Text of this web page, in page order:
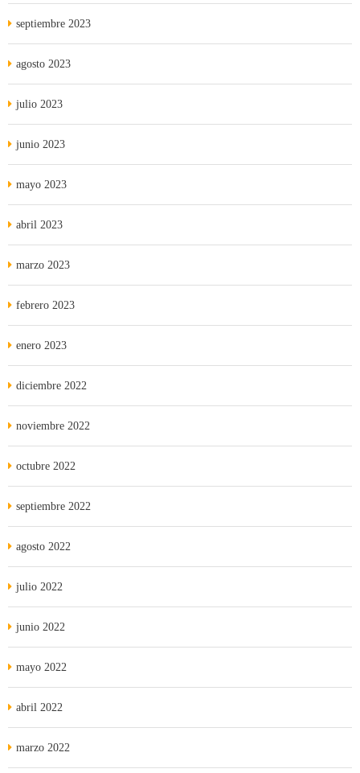
septiembre 2023
agosto 2023
julio 2023
junio 2023
mayo 2023
abril 2023
marzo 2023
febrero 2023
enero 2023
diciembre 2022
noviembre 2022
octubre 2022
septiembre 2022
agosto 2022
julio 2022
junio 2022
mayo 2022
abril 2022
marzo 2022